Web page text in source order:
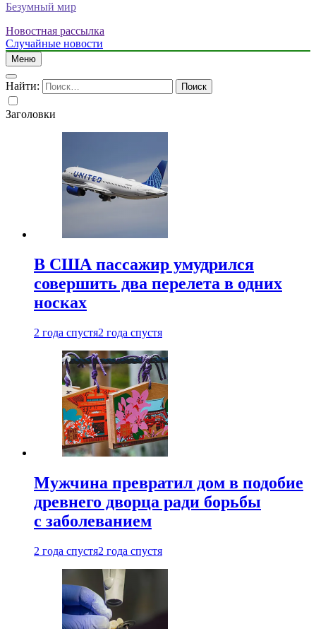
Безумный мир
Новостная рассылка
Случайные новости
Меню
Найти:
Заголовки
В США пассажир умудрился
совершить два перелета в одних
носках
2 года спустя2 года спустя
Мужчина превратил дом в подобие
древнего дворца ради борьбы
с заболеванием
2 года спустя2 года спустя